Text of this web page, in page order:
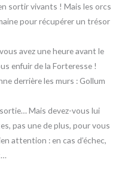
sortir vivants ! Mais les orcs
pour récupérer un trésor
avez une heure avant le
enfuir de la Forteresse !
derrière les murs : Gollum
Mais devez-vous lui
pas une de plus, pour vous
attention : en cas d’échec,